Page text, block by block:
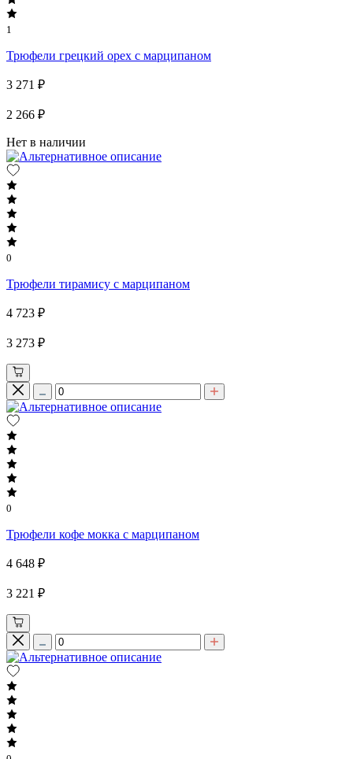
1
Трюфели грецкий орех с марципаном
3 271 ₽
2 266 ₽
Нет в наличии
0
Трюфели тирамису с марципаном
4 723 ₽
3 273 ₽
0
Трюфели кофе мокка с марципаном
4 648 ₽
3 221 ₽